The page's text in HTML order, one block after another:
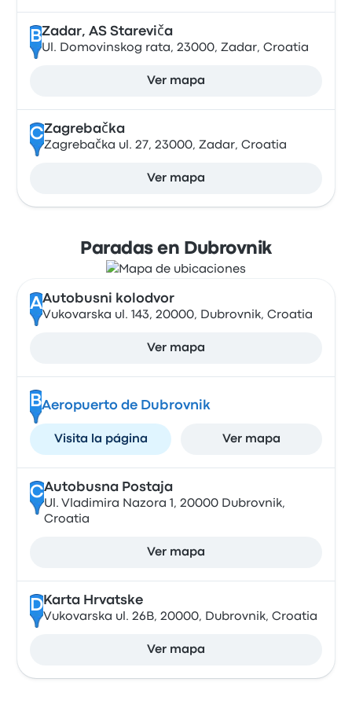
BZadar, AS Stareviča
Ul. Domovinskog rata, 23000, Zadar, Croatia
Ver mapa
CZagrebačka
Zagrebačka ul. 27, 23000, Zadar, Croatia
Ver mapa
Paradas en Dubrovnik
AAutobusni kolodvor
Vukovarska ul. 143, 20000, Dubrovnik, Croatia
Ver mapa
BAeropuerto de Dubrovnik
Visita la página Ver mapa
CAutobusna Postaja
Ul. Vladimira Nazora 1, 20000 Dubrovnik,
Croatia
Ver mapa
DKarta Hrvatske
Vukovarska ul. 26B, 20000, Dubrovnik, Croatia
Ver mapa